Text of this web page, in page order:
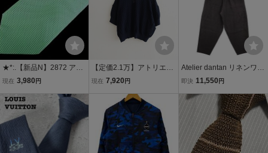
★*:.【新品N】2872 アト
リエF&B【ATELIER F&
現在 3,980 円
【定価2.1万】アトリエナ
ルセ atelier naruse *コッ
F*プルオーバー綿紺半袖0
726(10-2607-67)【50H6
2】
現在 7,920 円
Atelier dantan リネンワイ
ドパンツ イージーパンツ
ック アトリエダンタン 6-
0226M 274384
即決 11,550 円